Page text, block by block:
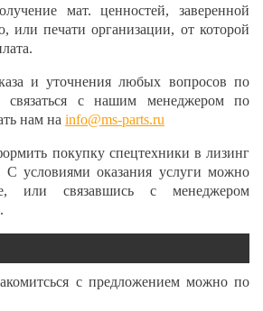
мат. ценностей, заверенной
или печати организации, от которой
и уточнения любых вопросов по
связаться с нашим менеджером по
нам на info@ms-parts.ru
покупку спецтехники в лизинг
условиями оказания услуги можно
или связавшись с менеджером
с предложением можно по